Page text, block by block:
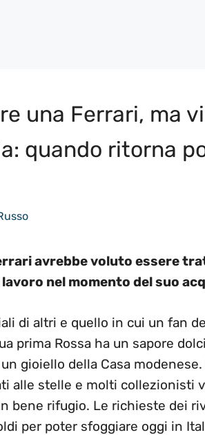
una Ferrari, ma
quando ritorna
avrebbe voluto essere
nel momento del suo
di altri e quello in cui un fan
prima Rossa ha un sapore
gioiello della Casa
alle stelle e molti collezionisti
bene rifugio. Le richieste dei
per poter sfoggiare oggi in